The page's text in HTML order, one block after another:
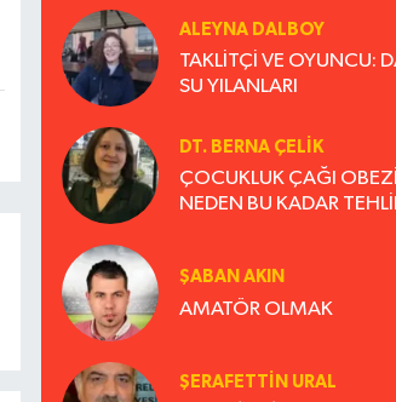
ALEYNA DALBOY
TAKLİTÇİ VE OYUNCU:
SU YILANLARI
DT. BERNA ÇELIK
ÇOCUKLUK ÇAĞI
NEDEN BU KADAR
ŞABAN AKIN
AMATÖR OLMAK
ŞERAFETTIN URAL